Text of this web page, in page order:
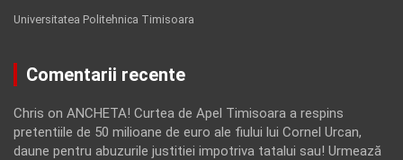
Universitatea Politehnica Timisoara
Comentarii recente
Chris on ANCHETA! Curtea de Apel Timisoara a respins
pretentiile de 50 milioane de euro ale fiului lui Cornel Urcan,
daune pentru abuzurile justitiei impotriva tatalui sau! Urmează